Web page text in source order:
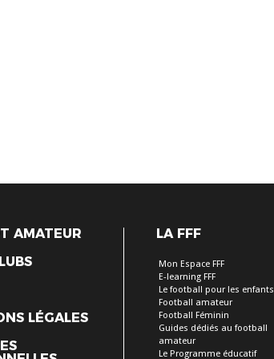
AMATEUR
LÉGALES
LA FFF
Mon Espace FFF
E-learning FFF
Le football pour les enfants
Football amateur
Football Féminin
Guides dédiés au football
amateur
Le Programme éducatif